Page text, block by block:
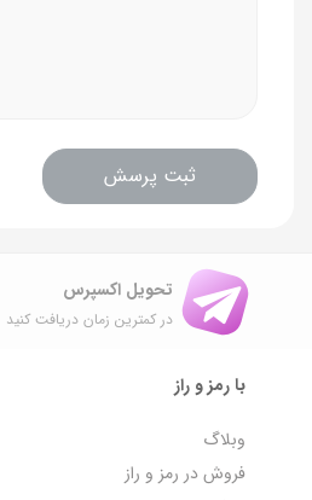
مقاومت در برابر خراش
سازگاری با انواع اجاق گاز
ثبت پرسش
تحویل اکسپرس
در کمترین زمان دریافت کنید
با رمز و راز
وبلاگ
فروش در رمز و راز